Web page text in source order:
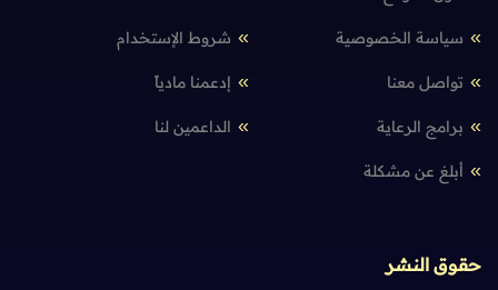
سياسة الخصوصية شروط الإستخدام
تواصل معنا إدعمنا مادياً
برامج الرعاية الداعمين لنا
أبلغ عن مشكلة
حقوق النشر